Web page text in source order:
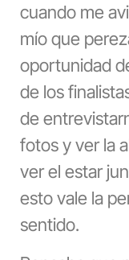
cuando me
mío que
oportunidad
de los
de
fotos y ver la
ver el estar
esto vale la
sentido.